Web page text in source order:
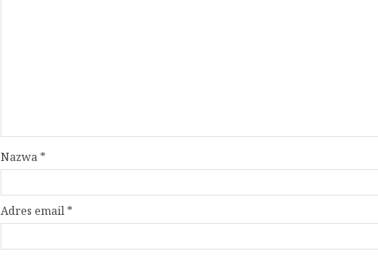
Nazwa *
Adres email *